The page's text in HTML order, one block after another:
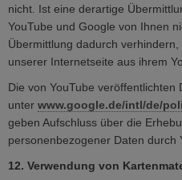
nicht. Ist eine derartige
YouTube und Google von Ihnen
Übermittlung dadurch
unserer Internetseite aus ihrem
Die von YouTube
unter www.google.de/intl/de/
geben Aufschluss über die
personenbezogener Daten durch
12. Verwendung von